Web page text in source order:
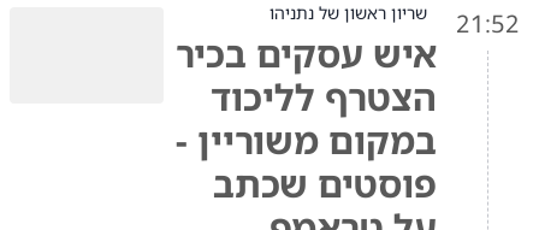
21:52 שריון ראשון של נתניהו
איש עסקים בכיר
הצטרף לליכוד
במקום משוריין -
פוסטים שכתב